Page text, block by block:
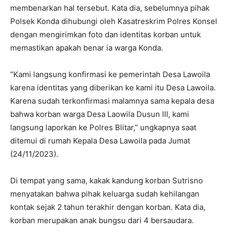
membenarkan hal tersebut. Kata dia, sebelumnya pihak
Polsek Konda dihubungi oleh Kasatreskrim Polres Konsel
dengan mengirimkan foto dan identitas korban untuk
memastikan apakah benar ia warga Konda.
“Kami langsung konfirmasi ke pemerintah Desa Lawoila
karena identitas yang diberikan ke kami itu Desa Lawoila.
Karena sudah terkonfirmasi malamnya sama kepala desa
bahwa korban warga Desa Laowila Dusun III, kami
langsung laporkan ke Polres Blitar,” ungkapnya saat
ditemui di rumah Kepala Desa Lawoila pada Jumat
(24/11/2023).
Di tempat yang sama, kakak kandung korban Sutrisno
menyatakan bahwa pihak keluarga sudah kehilangan
kontak sejak 2 tahun terakhir dengan korban. Kata dia,
korban merupakan anak bungsu dari 4 bersaudara.